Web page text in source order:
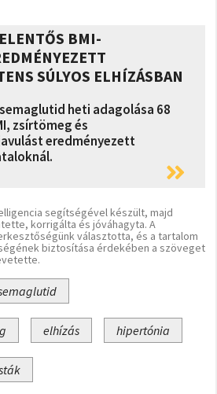
BMI-
SÚLYOS ELHÍZÁSBAN
heti adagolása 68
zsírtömeg és
eredményezett
segítségével készült, majd
korrigálta és jóváhagyta. A
választotta, és a tartalom
biztosítása érdekében a szöveget
elhízás hipertónia